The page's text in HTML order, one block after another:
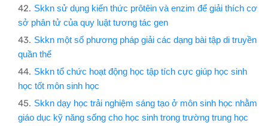
Skkn sử dụng kiến thức prôtêin và enzim để giải thích cơ
sở phân tử của quy luật tương tác gen
Skkn một số phương pháp giải các dạng bài tập di truyền
quần thể
Skkn tổ chức hoạt động học tập tích cực giúp học sinh
học tốt môn sinh học
Skkn dạy học trải nghiệm sáng tạo ở môn sinh học nhằm
giáo dục kỹ năng sống cho học sinh trong trường trung học